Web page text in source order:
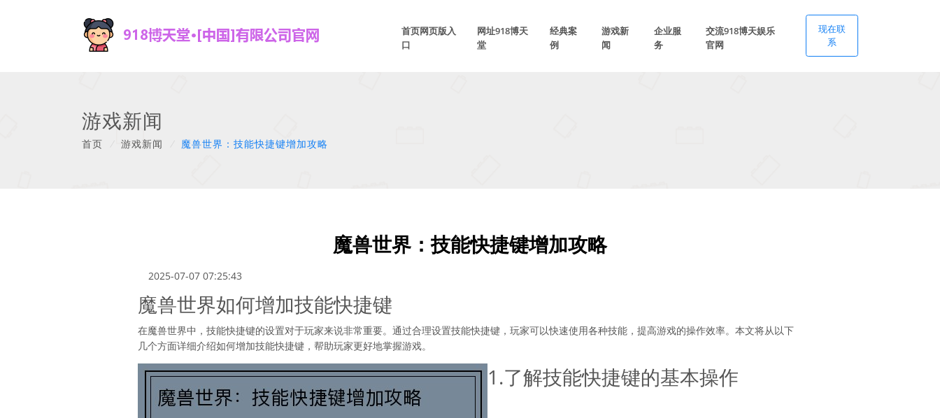
首页网页版入
口
网址918博天
堂
经典案
例
游戏新
闻
企业服
务
交流918博天娱乐
官网
现在联
系
游戏新闻
首页 游戏新闻 魔兽世界：技能快捷键增加攻略
魔兽世界：技能快捷键增加攻略
2025-07-07 07:25:43
魔兽世界如何增加技能快捷键
在魔兽世界中，技能快捷键的设置对于玩家来说非常重要。通过合理设置技能快捷键，玩家可以快速使用各种技能，提高游戏的操作效率。本文将从以下
几个方面详细介绍如何增加技能快捷键，帮助玩家更好地掌握游戏。
1.了解技能快捷键的基本操作